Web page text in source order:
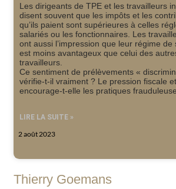
Les dirigeants de TPE et les travailleurs
disent souvent que les impôts et les
qu’ils paient sont supérieures à celles
salariés ou les fonctionnaires. Les
ont aussi l’impression que leur régime de
est moins avantageux que celui des
travailleurs.
Ce sentiment de prélèvements «
vérifie-t-il vraiment ? Le pression fiscale
encourage-t-elle les pratiques
LIRE LA SUITE »
2 août 2023
Thierry Goemans